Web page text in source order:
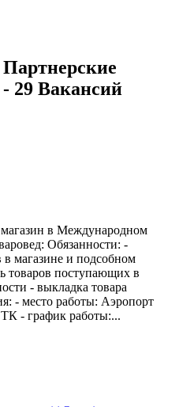
Партнерские
29 Вакансий
в Международном
Обязанности: -
магазине и подсобном
товаров поступающих в
- выкладка товара
- место работы: Аэропорт
- график работы:...